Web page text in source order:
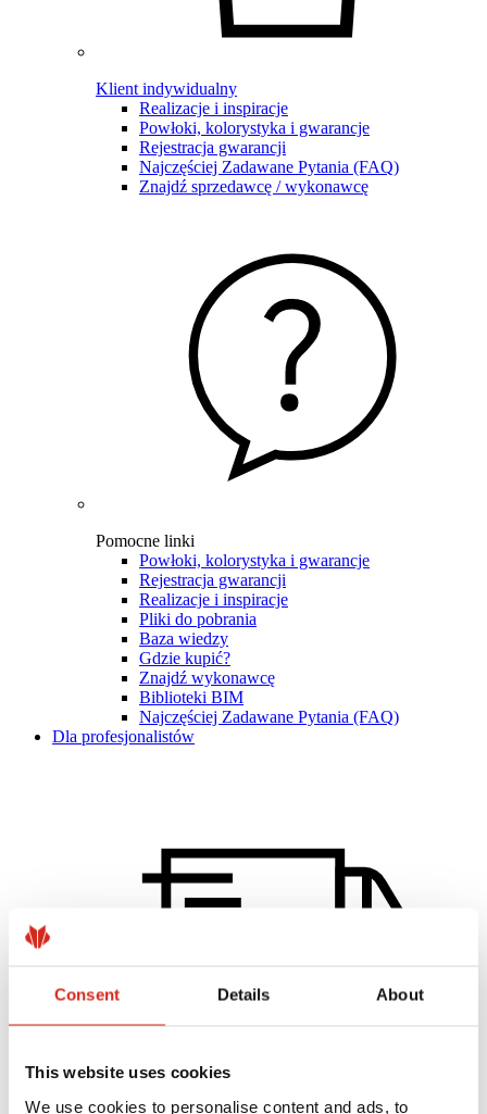
Consent Details About
This website uses cookies
We use cookies to personalise content and ads, to
Klient indywidualny
Realizacje i inspiracje
Powłoki, kolorystyka i gwarancje
Rejestracja gwarancji
Najczęściej Zadawane Pytania (FAQ)
Znajdź sprzedawcę / wykonawcę
Pomocne linki
Powłoki, kolorystyka i gwarancje
Rejestracja gwarancji
Realizacje i inspiracje
Pliki do pobrania
Baza wiedzy
Gdzie kupić?
Znajdź wykonawcę
Biblioteki BIM
Najczęściej Zadawane Pytania (FAQ)
Dla profesjonalistów
Dystrybutorzy